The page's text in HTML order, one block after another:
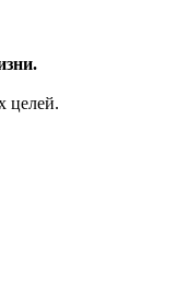
целей.